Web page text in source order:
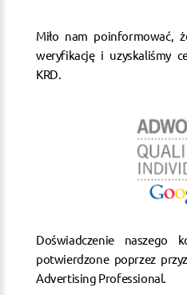
Miło nam poinformować,
weryfikację i uzyskaliśmy
KRD.
Doświadczenie naszego
potwierdzone poprzez
Advertising Professional.